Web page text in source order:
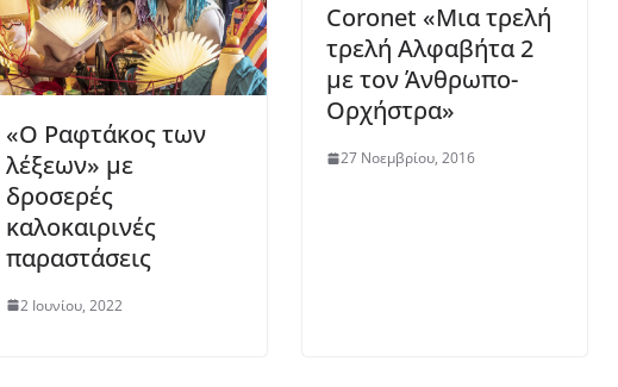
«O Ραφτάκος των
λέξεων» με
δροσερές
καλοκαιρινές
παραστάσεις
2 Ιουνίου, 2022
Coronet «Μια τρελή
τρελή Αλφαβήτα 2
με τον Άνθρωπο-
Ορχήστρα»
27 Νοεμβρίου, 2016